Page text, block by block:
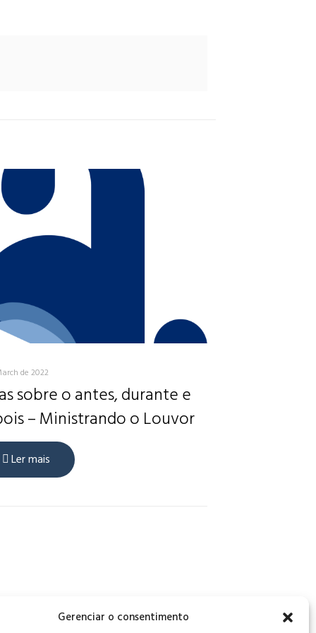
Gerenciar o consentimento
de 2022
sobre o antes, durante e
– Ministrando o Louvor
Ler mais